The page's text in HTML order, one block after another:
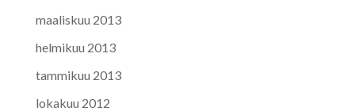
maaliskuu 2013
helmikuu 2013
tammikuu 2013
lokakuu 2012